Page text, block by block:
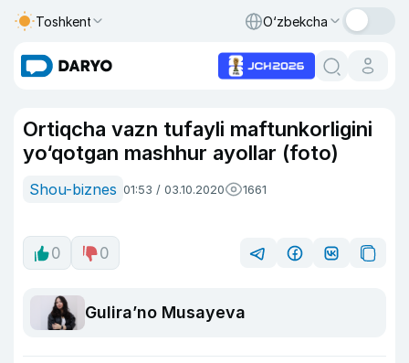
Toshkent O‘zbekcha
Ortiqcha vazn tufayli maftunkorligini
yo‘qotgan mashhur ayollar (foto)
Shou-biznes 01:53 / 03.10.2020 1661
0 0
Guliraʼno Musayeva